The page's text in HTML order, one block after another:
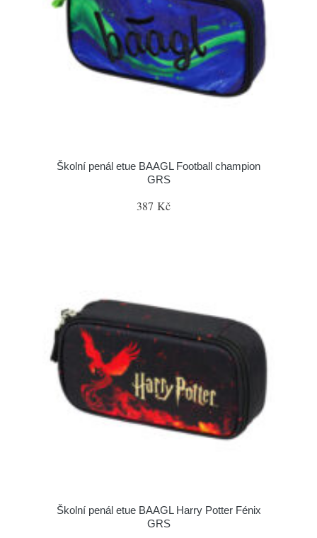
Školní penál etue BAAGL Football champion
GRS
387 Kč
Školní penál etue BAAGL Harry Potter Fénix
GRS